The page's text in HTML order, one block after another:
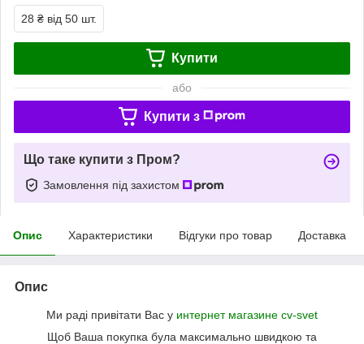
28 ₴ від 50 шт.
Купити
або
Купити з
Що таке купити з Пром?
Замовлення під захистом
Опис Характеристики Відгуки про товар Доставка
Опис
Ми раді привітати Вас у интернет магазине cv-svet
Щоб Ваша покупка була максимально швидкою та